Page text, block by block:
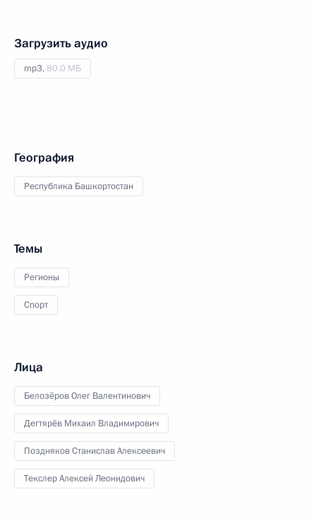
Загрузить аудио
mp3,80.0 МБ
География
Республика Башкортостан
Темы
Регионы
Спорт
Лица
Белозёров Олег Валентинович
Дегтярёв Михаил Владимирович
Поздняков Станислав Алексеевич
Текслер Алексей Леонидович